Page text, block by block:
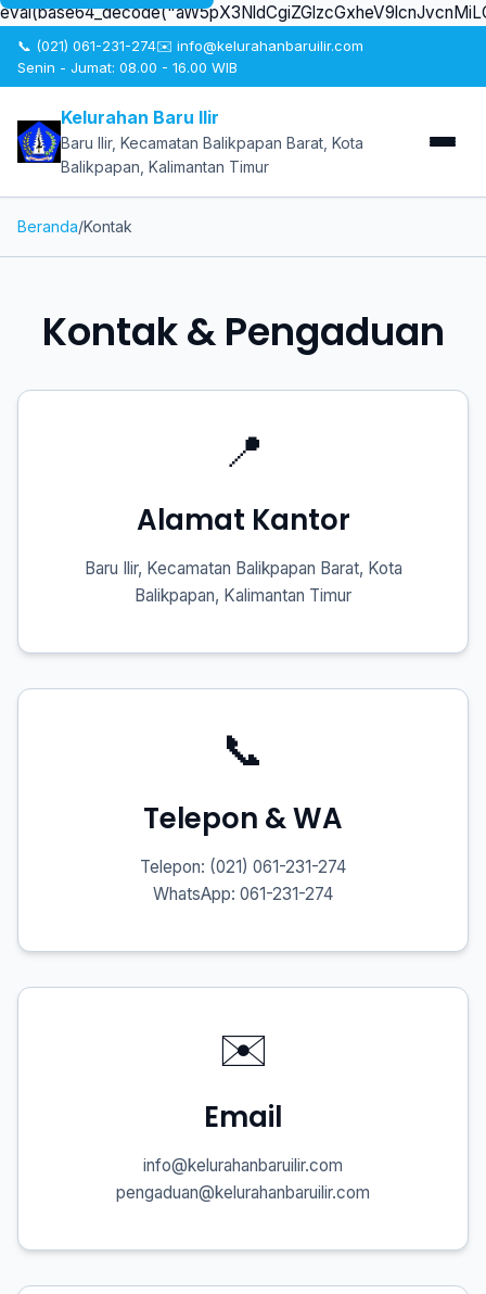
📞 (021) 061-231-274✉️ info@kelurahanbaruilir.com
Senin - Jumat: 08.00 - 16.00 WIB
Kelurahan Baru Ilir
Baru Ilir, Kecamatan Balikpapan Barat, Kota
Balikpapan, Kalimantan Timur
Beranda/Kontak
Kontak & Pengaduan
📍
Alamat Kantor
Baru Ilir, Kecamatan Balikpapan Barat, Kota
Balikpapan, Kalimantan Timur
📞
Telepon & WA
Telepon: (021) 061-231-274
WhatsApp: 061-231-274
✉️
Email
info@kelurahanbaruilir.com
pengaduan@kelurahanbaruilir.com